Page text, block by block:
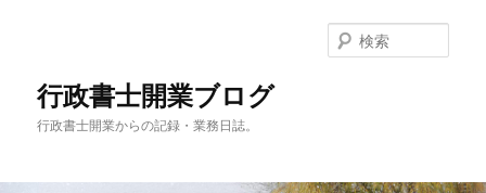
行政書士開業ブログ
行政書士開業からの記録・業務日誌。
索